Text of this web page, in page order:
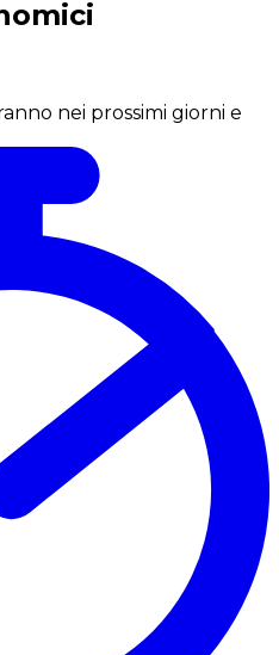
nei prossimi giorni e